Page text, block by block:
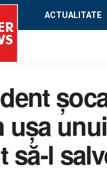
ACTUALITATE
ușa
să-l